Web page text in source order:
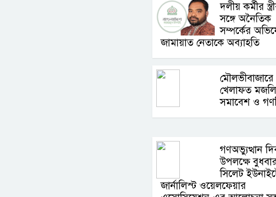
দলীয় কর্মীর
সঙ্গে অনৈতিক
সম্পর্কের
জামায়াত নেতাকে অব্যাহতি
মৌলভীবাজারে
খেলাফত
সমাবেশ ও
গণঅভ্যুত্থান
উপলক্ষে
সিলেট
জার্নালিস্ট ওয়েলফেয়ার